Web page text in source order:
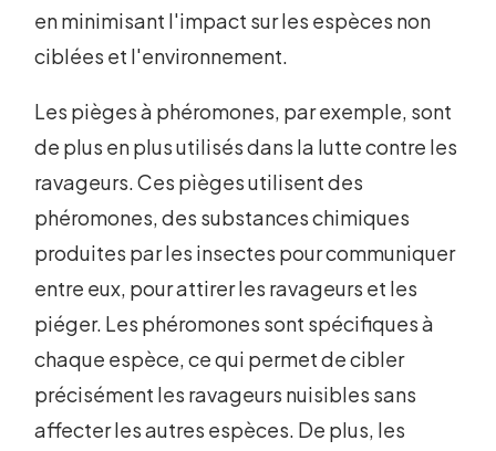
en minimisant l'impact sur les espèces non
ciblées et l'environnement.
Les pièges à phéromones, par exemple, sont
de plus en plus utilisés dans la lutte contre les
ravageurs. Ces pièges utilisent des
phéromones, des substances chimiques
produites par les insectes pour communiquer
entre eux, pour attirer les ravageurs et les
piéger. Les phéromones sont spécifiques à
chaque espèce, ce qui permet de cibler
précisément les ravageurs nuisibles sans
affecter les autres espèces. De plus, les